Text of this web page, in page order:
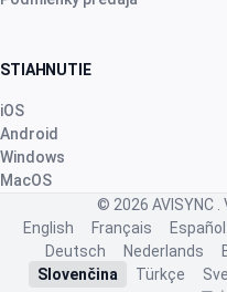
Nhb Bourahmah
“No app like this one”
pred 2 mesiacmi
J.ã. F. ·Portugal
starstarstarstar star
STIAHNUTIE
iOS
Android
Windows
MacOS
© 2026 AVISYNC .
English
Français Español
Deutsch
Nederlands
Slovenčina
Türkçe